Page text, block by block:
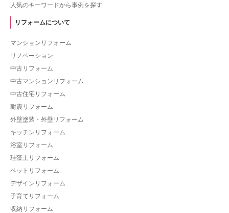
人気のキーワードから事例を探す
リフォームについて
マンションリフォーム
リノベーション
中古リフォーム
中古マンションリフォーム
中古住宅リフォーム
耐震リフォーム
外壁塗装・外壁リフォーム
キッチンリフォーム
浴室リフォーム
珪藻土リフォーム
ペットリフォーム
デザインリフォーム
子育てリフォーム
収納リフォーム